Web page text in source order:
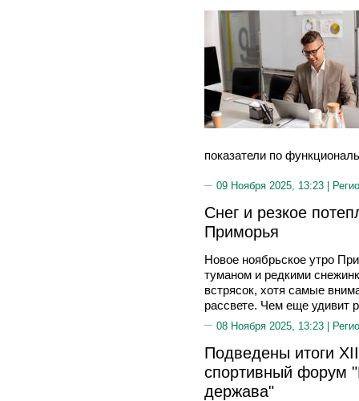
показатели по
09 Ноября 2025, 13:23 |
Снег и резкое
Приморья
Новое ноябрьское утро
туманом и редкими
встрясок, хотя самые
рассвете. Чем еще удивит
08 Ноября 2025, 13:23 |
Подведены итоги
спортивный форум
держава"